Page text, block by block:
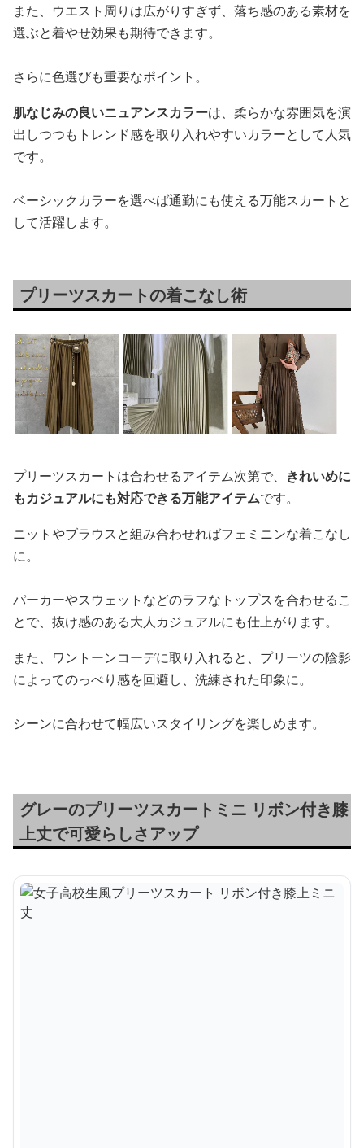
また、ウエスト周りは広がりすぎず、落ち感のある素材を
選ぶと着やせ効果も期待できます。
さらに色選びも重要なポイント。
肌なじみの良いニュアンスカラーは、柔らかな雰囲気を演
出しつつもトレンド感を取り入れやすいカラーとして人気
です。
ベーシックカラーを選べば通勤にも使える万能スカートと
して活躍します。
プリーツスカートの着こなし術
プリーツスカートは合わせるアイテム次第で、 きれいめに
もカジュアルにも対応できる万能アイテムです。
ニットやブラウスと組み合わせればフェミニンな着こなし
に。
パーカーやスウェットなどのラフなトップスを合わせるこ
とで、抜け感のある大人カジュアルにも仕上がります。
また、ワントーンコーデに取り入れると、プリーツの陰影
によってのっぺり感を回避し、洗練された印象に。
シーンに合わせて幅広いスタイリングを楽しめます。
グレーのプリーツスカートミニ リボン付き膝
上丈で可愛らしさアップ